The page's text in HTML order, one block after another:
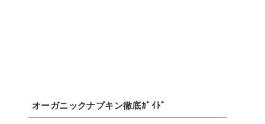
オーガニックナプキン徹底ｶﾞｲﾄﾞ